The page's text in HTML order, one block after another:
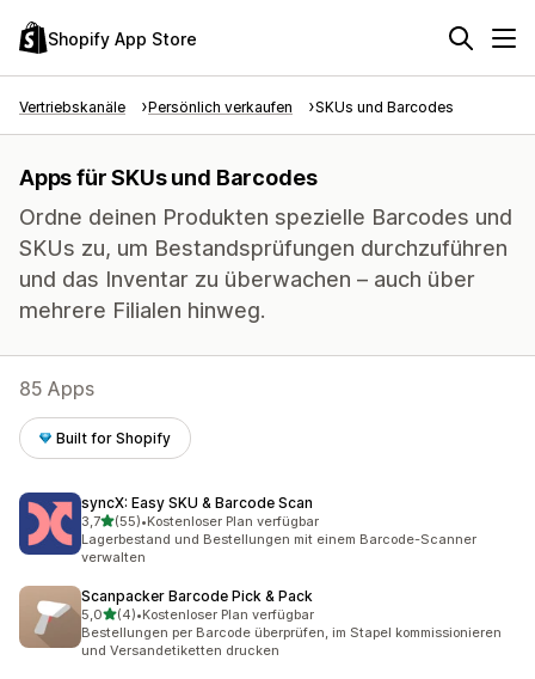
Shopify App Store
Vertriebskanäle Persönlich verkaufen SKUs und Barcodes
Apps für SKUs und Barcodes
Ordne deinen Produkten spezielle Barcodes und
SKUs zu, um Bestandsprüfungen durchzuführen
und das Inventar zu überwachen – auch über
mehrere Filialen hinweg.
85 Apps
Built for Shopify
syncX: Easy SKU & Barcode Scan
3,7von 5 Sternen
(55)
55 Rezensionen insgesamt
•Kostenloser Plan verfügbar
Lagerbestand und Bestellungen mit einem Barcode-Scanner
verwalten
Scanpacker Barcode Pick & Pack
5,0von 5 Sternen
(4)
4 Rezensionen insgesamt
•Kostenloser Plan verfügbar
Bestellungen per Barcode überprüfen, im Stapel kommissionieren
und Versandetiketten drucken